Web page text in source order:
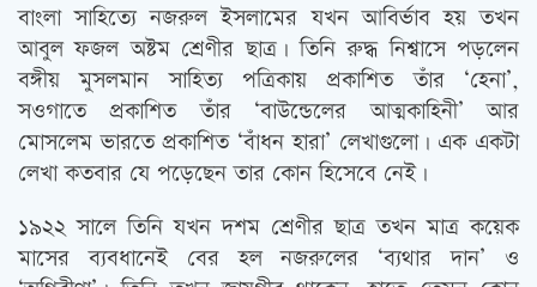
বাংলা সাহিত্যে নজরুল ইসলামের যখন আবির্ভাব হয় তখন
আবুল ফজল অষ্টম শ্রেণীর ছাত্র। তিনি রুদ্ধ নিশ্বাসে পড়লেন
বঙ্গীয় মুসলমান সাহিত্য পত্রিকায় প্রকাশিত তাঁর ‘হেনা’,
সওগাতে প্রকাশিত তাঁর ‘বাউন্ডেলের আত্মকাহিনী’ আর
মোসলেম ভারতে প্রকাশিত ‘বাঁধন হারা’ লেখাগুলো। এক একটা
লেখা কতবার যে পড়েছেন তার কোন হিসেবে নেই।
১৯২২ সালে তিনি যখন দশম শ্রেণীর ছাত্র তখন মাত্র কয়েক
মাসের ব্যবধানেই বের হল নজরুলের ‘ব্যথার দান’ ও